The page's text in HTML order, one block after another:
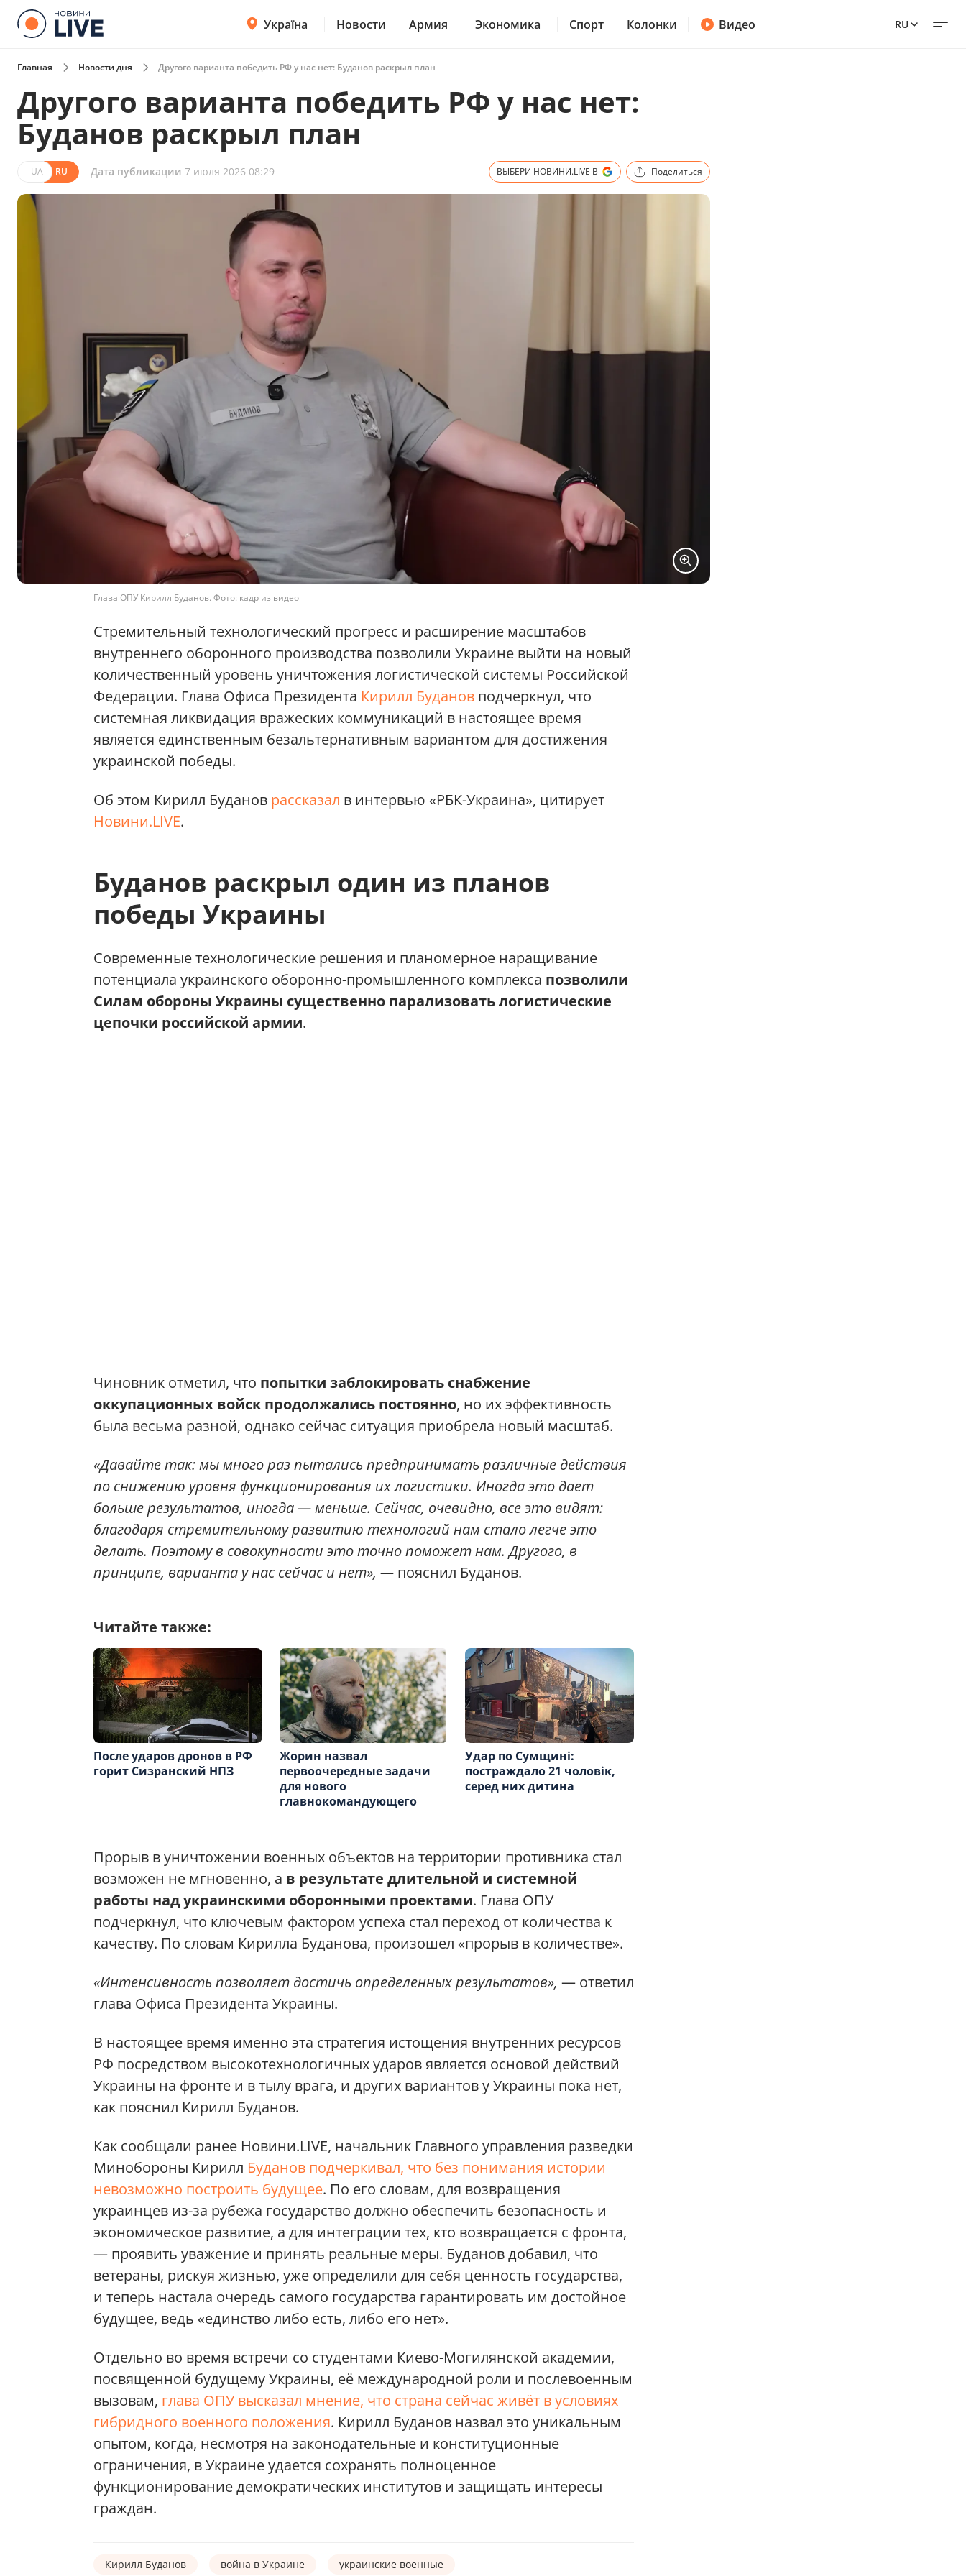
Україна Новости Армия Экономика Спорт Колонки Видео RU
Главная Новости дня Другого варианта победить РФ у нас нет: Буданов раскрыл план
Другого варианта победить РФ у нас нет:
Буданов раскрыл план
UA RU Дата публикации 7 июля 2026 08:29 ВЫБЕРИ НОВИНИ.LIVE В Поделиться
Глава ОПУ Кирилл Буданов. Фото: кадр из видео
Стремительный технологический прогресс и расширение масштабов
внутреннего оборонного производства позволили Украине выйти на новый
количественный уровень уничтожения логистической системы Российской
Федерации. Глава Офиса Президента Кирилл Буданов подчеркнул, что
системная ликвидация вражеских коммуникаций в настоящее время
является единственным безальтернативным вариантом для достижения
украинской победы.
Об этом Кирилл Буданов рассказал в интервью «РБК-Украина», цитирует
Новини.LIVE.
Буданов раскрыл один из планов
победы Украины
Современные технологические решения и планомерное наращивание
потенциала украинского оборонно-промышленного комплекса позволили
Силам обороны Украины существенно парализовать логистические
цепочки российской армии.
Чиновник отметил, что попытки заблокировать снабжение
оккупационных войск продолжались постоянно, но их эффективность
была весьма разной, однако сейчас ситуация приобрела новый масштаб.
«Давайте так: мы много раз пытались предпринимать различные действия
по снижению уровня функционирования их логистики. Иногда это дает
больше результатов, иногда — меньше. Сейчас, очевидно, все это видят:
благодаря стремительному развитию технологий нам стало легче это
делать. Поэтому в совокупности это точно поможет нам. Другого, в
принципе, варианта у нас сейчас и нет», — пояснил Буданов.
Читайте также:
После ударов дронов в РФ
горит Сизранский НПЗ
Жорин назвал
первоочередные задачи
для нового
главнокомандующего
Удар по Сумщині:
постраждало 21 чоловік,
серед них дитина
Прорыв в уничтожении военных объектов на территории противника стал
возможен не мгновенно, а в результате длительной и системной
работы над украинскими оборонными проектами. Глава ОПУ
подчеркнул, что ключевым фактором успеха стал переход от количества к
качеству. По словам Кирилла Буданова, произошел «прорыв в количестве».
«Интенсивность позволяет достичь определенных результатов», — ответил
глава Офиса Президента Украины.
В настоящее время именно эта стратегия истощения внутренних ресурсов
РФ посредством высокотехнологичных ударов является основой действий
Украины на фронте и в тылу врага, и других вариантов у Украины пока нет,
как пояснил Кирилл Буданов.
Как сообщали ранее Новини.LIVE, начальник Главного управления разведки
Минобороны Кирилл Буданов подчеркивал, что без понимания истории
невозможно построить будущее. По его словам, для возвращения
украинцев из-за рубежа государство должно обеспечить безопасность и
экономическое развитие, а для интеграции тех, кто возвращается с фронта,
— проявить уважение и принять реальные меры. Буданов добавил, что
ветераны, рискуя жизнью, уже определили для себя ценность государства,
и теперь настала очередь самого государства гарантировать им достойное
будущее, ведь «единство либо есть, либо его нет».
Отдельно во время встречи со студентами Киево-Могилянской академии,
посвященной будущему Украины, её международной роли и послевоенным
вызовам, глава ОПУ высказал мнение, что страна сейчас живёт в условиях
гибридного военного положения. Кирилл Буданов назвал это уникальным
опытом, когда, несмотря на законодательные и конституционные
ограничения, в Украине удается сохранять полноценное
функционирование демократических институтов и защищать интересы
граждан.
Кирилл Буданов война в Украине украинские военные